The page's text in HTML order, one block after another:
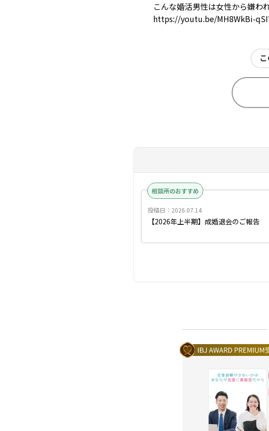
こんな婚活男性は女性から嫌わ
https://youtu.be/MH8WkBi-
相談所のおすすめ
投稿日：2026.07.14
【2026年上半期】成婚退会のご報告